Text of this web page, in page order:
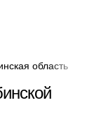
область